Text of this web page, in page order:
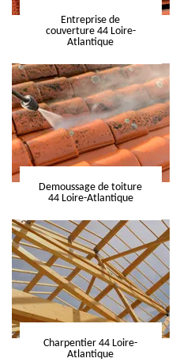
Entreprise de
couverture 44 Loire-
Atlantique
Demoussage de toiture
44 Loire-Atlantique
Charpentier 44 Loire-
Atlantique